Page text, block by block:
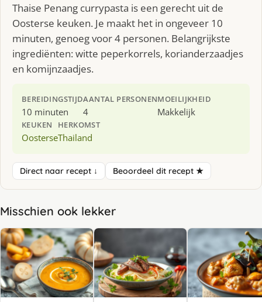
Thaise Penang currypasta is een gerecht uit de
Oosterse keuken. Je maakt het in ongeveer 10
minuten, genoeg voor 4 personen. Belangrijkste
ingrediënten: witte peperkorrels, korianderzaadjes
en komijnzaadjes.
BEREIDINGSTIJD
10 minuten
AANTAL PERSONEN
4
MOEILIJKHEID
Makkelijk
KEUKEN
Oosterse
HERKOMST
Thailand
Direct naar recept ↓ Beoordeel dit recept ★
Misschien ook lekker